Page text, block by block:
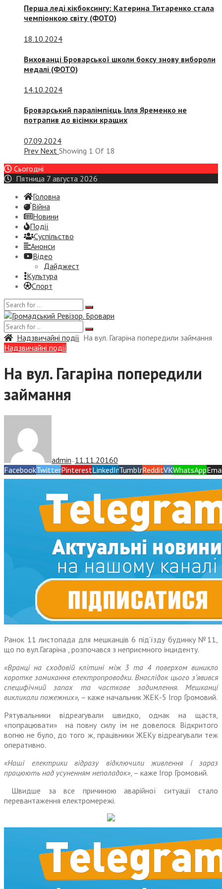
Перша леді кікбоксингу: Катерина Титаренко стала
чемпіонкою світу (ФОТО)
18.10.2024
Вихованці Броварської школи боксу знову вибороли
медалі (ФОТО)
14.10.2024
Броварський паралімпієць Ілля Яременко не
потрапив до вісімки кращих
07.09.2024
Prev Next Showing 1 Of 18
Сьогодні
Пятница 7 августа 2026
Головна
Війна
Новини
Події
Суспiльство
Анонси
Відео
Дайджест
Культура
Спорт
Надзвичайні події На вул. Гагаріна попередили займання
Надзвичайні події
На вул. Гагаріна попередили
займання
admin — 11.11.20160
FacebookTwitterPinterestLinkedInTumblrRedditVKWhatsApp
Ранок 11 листопада для мешканців 6 під’їзду будинку №11,
що по вул.Гагаріна , розпочався з неприємного інциденту.
«Вранці на сходовій клітині між 3 та 4 поверхом виникло
коротке замикання електропроводки. Внаслідок цього з’явився
специфічний запах та часткове задимлення. Мешканці
викликали пожежних», – каже начальник ЖЕК-5 Ігор Громовий.
Рятувальники відреагували швидко, однак на щастя,
«попрацювати» на повну силу їм не довелося. Відкритого
вогню не було, до того ж, працівники ЖЕКу відреагували теж
оперативно.
«Наші електрики відразу відключили живлення і зараз
працюють над усуненням неполадок», – каже Ігор Громовий.
Швидше за все причиною аварійної ситуації стало
перевантаження електромережі.